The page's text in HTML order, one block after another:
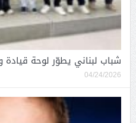
شباب لبناني يطوّر لوحة قيادة
04/24/2026